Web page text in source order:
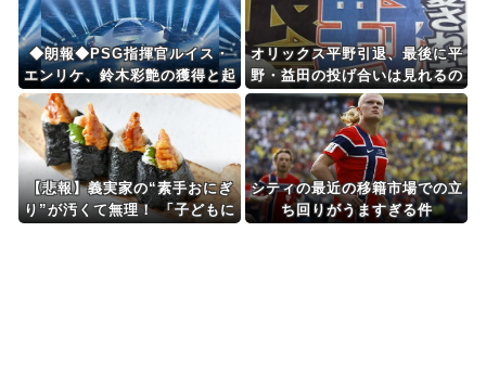
◆朗報◆PSG指揮官ルイス・
エンリケ、鈴木彩艶の獲得と起
用を熱望
オリックス平野引退、最後に平
野・益田の投げ合いは見れるの
か
【悲報】義実家の“素手おにぎ
り”が汚くて無理！ 「子どもに
シティの最近の移籍市場での立
ち回りがうますぎる件